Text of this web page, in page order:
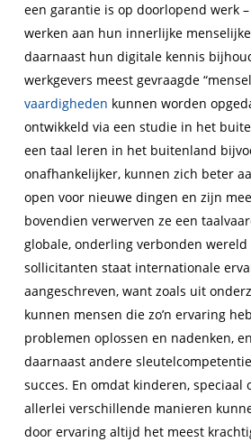
een garantie is op doorlopend werk
werken aan hun innerlijke
daarnaast hun digitale kennis
werkgevers meest gevraagde
vaardigheden kunnen worden
ontwikkeld via een studie in het
een taal leren in het buitenland
onafhankelijker, kunnen zich beter
open voor nieuwe dingen en zijn
bovendien verwerven ze een
globale, onderling verbonden wereld
sollicitanten staat internationale
aangeschreven, want zoals uit
kunnen mensen die zo’n ervaring
problemen oplossen en nadenken,
daarnaast andere
succes. En omdat kinderen, speciaal
allerlei verschillende manieren
door ervaring altijd het meest